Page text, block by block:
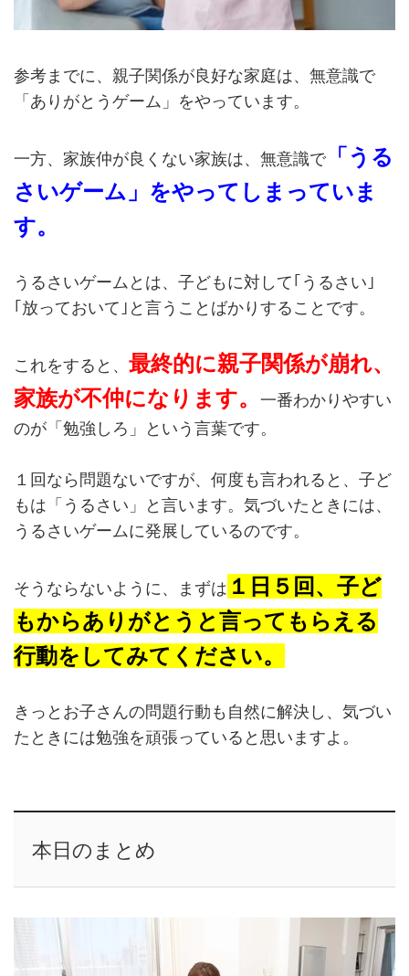
参考までに、親子関係が良好な家庭は、無意識で
「ありがとうゲーム」をやっています。
一方、家族仲が良くない家族は、無意識で「うる
さいゲーム」をやってしまっていま
す。
うるさいゲームとは、子どもに対して｢うるさい｣
｢放っておいて｣と言うことばかりすることです。
これをすると、 最終的に親子関係が崩れ、
家族が不仲になります。
一番わかりやすい
のが「勉強しろ」という言葉です。
１回なら問題ないですが、何度も言われると、子ど
もは「うるさい」と言います。気づいたときには、
うるさいゲームに発展しているのです。
そうならないように、まずは １日５回、子ど
もからありがとうと言ってもらえる
行動をしてみてください。
きっとお子さんの問題行動も自然に解決し、気づい
たときには勉強を頑張っていると思いますよ。
本日のまとめ